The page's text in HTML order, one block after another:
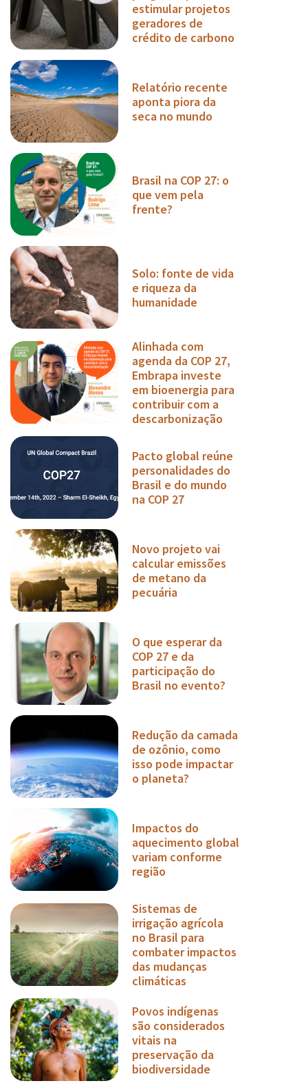
estimular projetos
geradores de
crédito de carbono
Relatório recente
aponta piora da
seca no mundo
Brasil na COP 27: o
que vem pela
frente?
Solo: fonte de vida
e riqueza da
humanidade
Alinhada com
agenda da COP 27,
Embrapa investe
em bioenergia para
contribuir com a
descarbonização
Pacto global reúne
personalidades do
Brasil e do mundo
na COP 27
Novo projeto vai
calcular emissões
de metano da
pecuária
O que esperar da
COP 27 e da
participação do
Brasil no evento?
Redução da camada
de ozônio, como
isso pode impactar
o planeta?
Impactos do
aquecimento global
variam conforme
região
Sistemas de
irrigação agrícola
no Brasil para
combater impactos
das mudanças
climáticas
Povos indígenas
são considerados
vitais na
preservação da
biodiversidade